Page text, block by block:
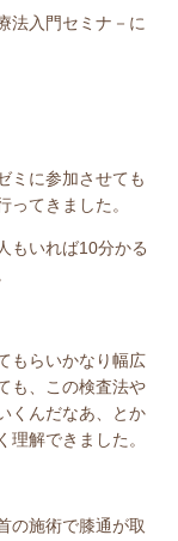
法入門セミナ－に
ミに参加させても
てきました。
もいれば10分かる
もらいかなり幅広
も、この検査法や
くんだなあ、とか
解できました。
の施術で膝通が取